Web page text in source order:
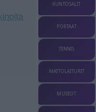
KUNTOSALIT
PORTAAT
TENNIS
MATTOLAITURIT
MUSEOT